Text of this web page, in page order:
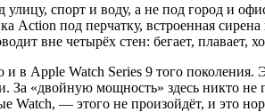
спорт и воду, а не под город и
Action под перчатку, встроенная
вне четырёх стен: бегает, плавает,
в Apple Watch Series 9 того
За «двойную мощность» здесь никто
Watch, — этого не произойдёт, и это